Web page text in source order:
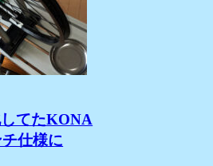
てたKONA
仕様に